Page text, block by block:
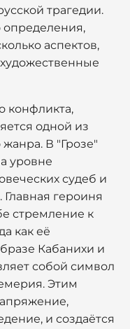
трагедии.
определения,
аспектов,
конфликта,
одной из
В "Грозе"
уровне
судеб и
героиня
стремление к
как её
Кабанихи и
собой символ
Этим
и создаётся